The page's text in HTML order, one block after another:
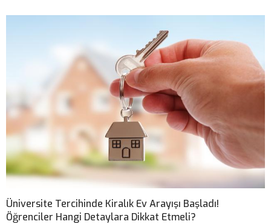
Üniversite Tercihinde Kiralık Ev Arayışı Başladı!
Öğrenciler Hangi Detaylara Dikkat Etmeli?